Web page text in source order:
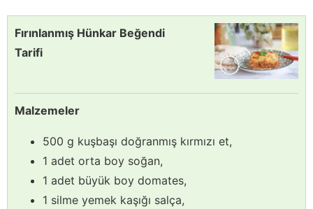
Fırınlanmış Hünkar Beğendi
Tarifi
Malzemeler
500 g kuşbaşı doğranmış kırmızı et,
1 adet orta boy soğan,
1 adet büyük boy domates,
1 silme yemek kaşığı salça,